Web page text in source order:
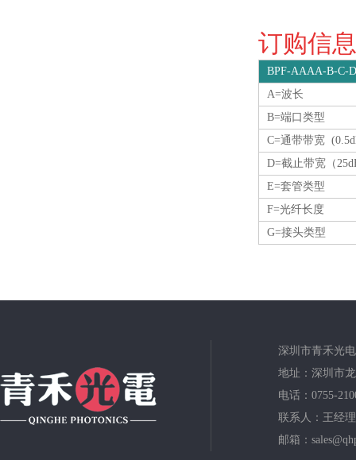
订购信
BPF-AAAA-B-C-
A=波长
B=端口类型
C=通带带宽
D=截止带宽（
E=套管类型
F=光纤长度
G=接头类型
深圳市青禾光
地址：深圳市
电话：0755-
联系人：王经理
邮箱：